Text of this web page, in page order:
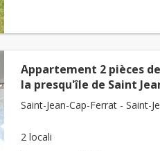
Appartement 2 pièces
la presqu'île de Saint
Saint-Jean-Cap-Ferrat - Saint-
2 locali